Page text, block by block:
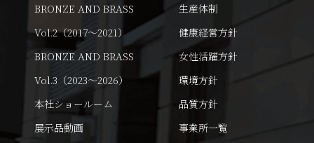
BRONZE AND BRASS
Vol.2（2017～2021）
BRONZE AND BRASS
Vol.3（2023～2026）
本社ショールーム
展示品動画
生産体制
健康経営方針
女性活躍方針
環境方針
品質方針
事業所一覧